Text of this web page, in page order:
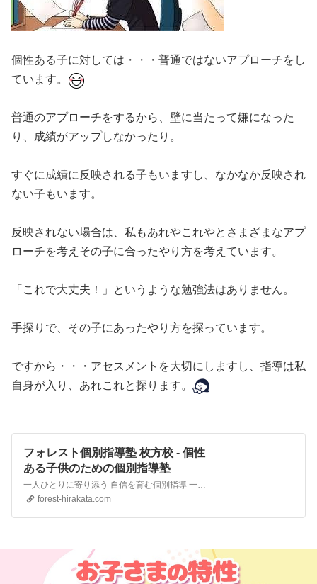
個性ある子に対しては・・・普通ではないアプローチをし
ています。
普通のアプローチをするから、壁に当たって嫌になった
り、成績がアップしなかったり。
すぐに成績に反映される子もいますし、なかなか反映され
ない子もいます。
反映されない場合は、私もあれやこれやとさまざまなアプ
ローチを考えその子に合ったやり方を考えています。
「これで大丈夫！」というような勉強法はありません。
手探りで、その子にあったやり方を探っています。
ですから・・・アセスメントを大切にしますし、指導は私
自身が入り、あれこれと探ります。
フォレスト個別指導塾 枚方校 - 個性
ある子供のための個別指導塾
一人ひとりに寄り添う 自信を育む個別指導 一人ひとりの可能性を引きだすマンツーマン指導での学習サポート。学習障害、発達障害の特性をお持ちのお子さまも個々の個性に応じて能力を引き出します。 Forest Private C… 続きを読む »トップページ
forest-hirakata.com